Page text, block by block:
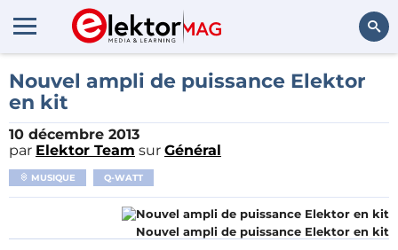
Rechercher
Nouvel ampli de puissance Elektor
en kit
10 décembre 2013
par Elektor Team sur Général
MUSIQUE Q-WATT
Nouvel ampli de puissance Elektor en kit